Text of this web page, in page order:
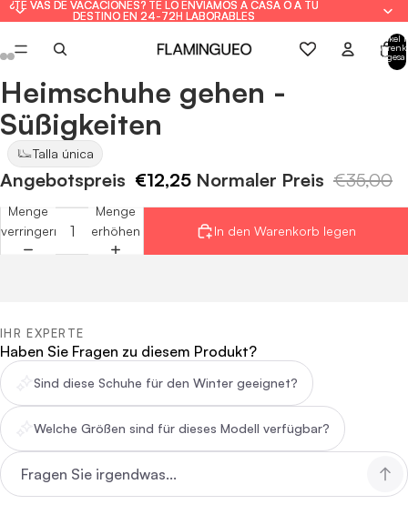
¿TE VAS DE VACACIONES? TE LO ENVIAMOS A CASA O A TU
DESTINO EN 24-72H LABORABLES
¿TE VAS DE VACACIONES? TE LO ENVIAMOS A CASA O A TU
DESTINO EN 24-72H LABORABLES
Artikel
Bild
im
Vollbildmodus
öffnen
Bild
im
Vollbildmodus
öffnen
Bild
im
Vollbildmodus
öffnen
Bild
im
Vollbildmodus
öffnen
Bild
im
Vollbildmodus
öffnen
Bild
im
Vollbildmodus
öffnen
Heimschuhe gehen -
Süßigkeiten
Talla única
Angebotspreis €12,25 Normaler Preis €35,00
Menge
verringern
Menge
erhöhen
In den Warenkorb legen
IHR EXPERTE
Haben Sie Fragen zu diesem Produkt?
Sind diese Schuhe für den Winter geeignet?
Welche Größen sind für dieses Modell verfügbar?